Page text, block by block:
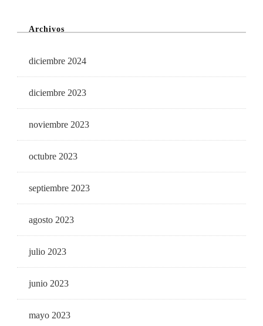
Archivos
diciembre 2024
diciembre 2023
noviembre 2023
octubre 2023
septiembre 2023
agosto 2023
julio 2023
junio 2023
mayo 2023